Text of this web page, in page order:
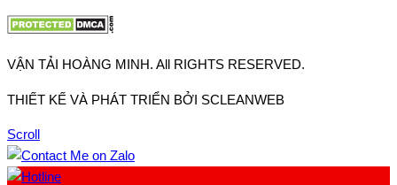
VẬN TẢI HOÀNG MINH. All RIGHTS RESERVED.
THIẾT KẾ VÀ PHÁT TRIỂN BỞI SCLEANWEB
Scroll